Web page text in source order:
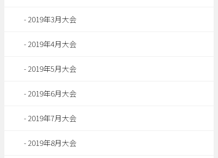
2019年3月大会
2019年4月大会
2019年5月大会
2019年6月大会
2019年7月大会
2019年8月大会